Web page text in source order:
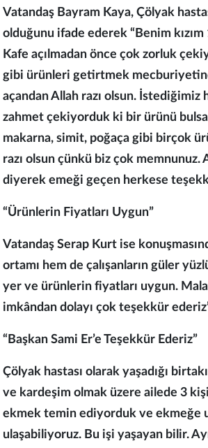
Vatandaş Bayram Kaya, Çölyak
olduğunu ifade ederek “Benim
Kafe açılmadan önce çok zorluk
gibi ürünleri getirtmek
açandan Allah razı olsun.
zahmet çekiyorduk ki bir ürünü
makarna, simit, poğaça gibi birçok
razı olsun çünkü biz çok
diyerek emeği geçen herkese
“Ürünlerin Fiyatları Uygun”
Vatandaş Serap Kurt ise
ortamı hem de çalışanların güler
yer ve ürünlerin fiyatları uygun.
imkândan dolayı çok teşekkür
“Başkan Sami Er’e Teşekkür Ederiz”
Çölyak hastası olarak yaşadığı
ve kardeşim olmak üzere ailede 3
ekmek temin ediyorduk ve ekmeğe
ulaşabiliyoruz. Bu işi yaşayan bilir.